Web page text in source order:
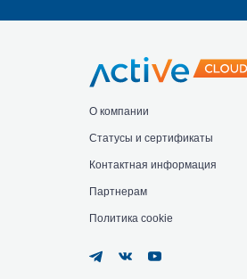
О компании
Статусы и сертификаты
Контактная информация
Партнерам
Политика cookie